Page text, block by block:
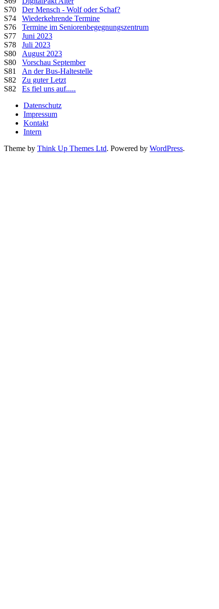
S70 Der Mensch - Wolf oder Schaf?
S74 Wiederkehrende Termine
S76 Termine im Seniorenbegegnungszentrum
S77 Juni 2023
S78 Juli 2023
S80 August 2023
S80 Vorschau September
S81 An der Bus-Haltestelle
S82 Zu guter Letzt
S82 Es fiel uns auf.....
Datenschutz
Impressum
Kontakt
Intern
Theme by Think Up Themes Ltd. Powered by WordPress.